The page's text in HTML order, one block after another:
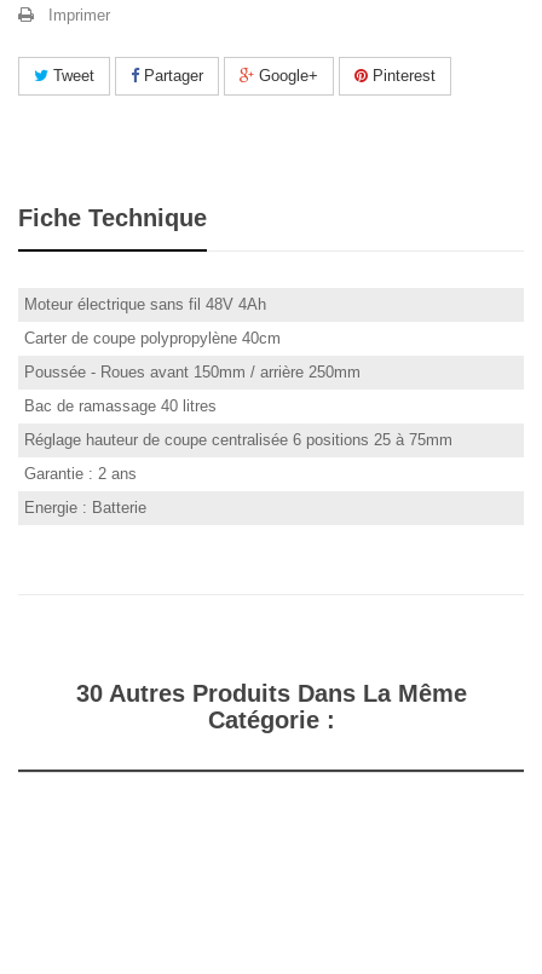
Imprimer
Tweet Partager Google+ Pinterest
Fiche Technique
Moteur électrique sans fil 48V 4Ah
Carter de coupe polypropylène 40cm
Poussée - Roues avant 150mm / arrière 250mm
Bac de ramassage 40 litres
Réglage hauteur de coupe centralisée 6 positions 25 à 75mm
Garantie : 2 ans
Energie : Batterie
30 Autres Produits Dans La Même
Catégorie :